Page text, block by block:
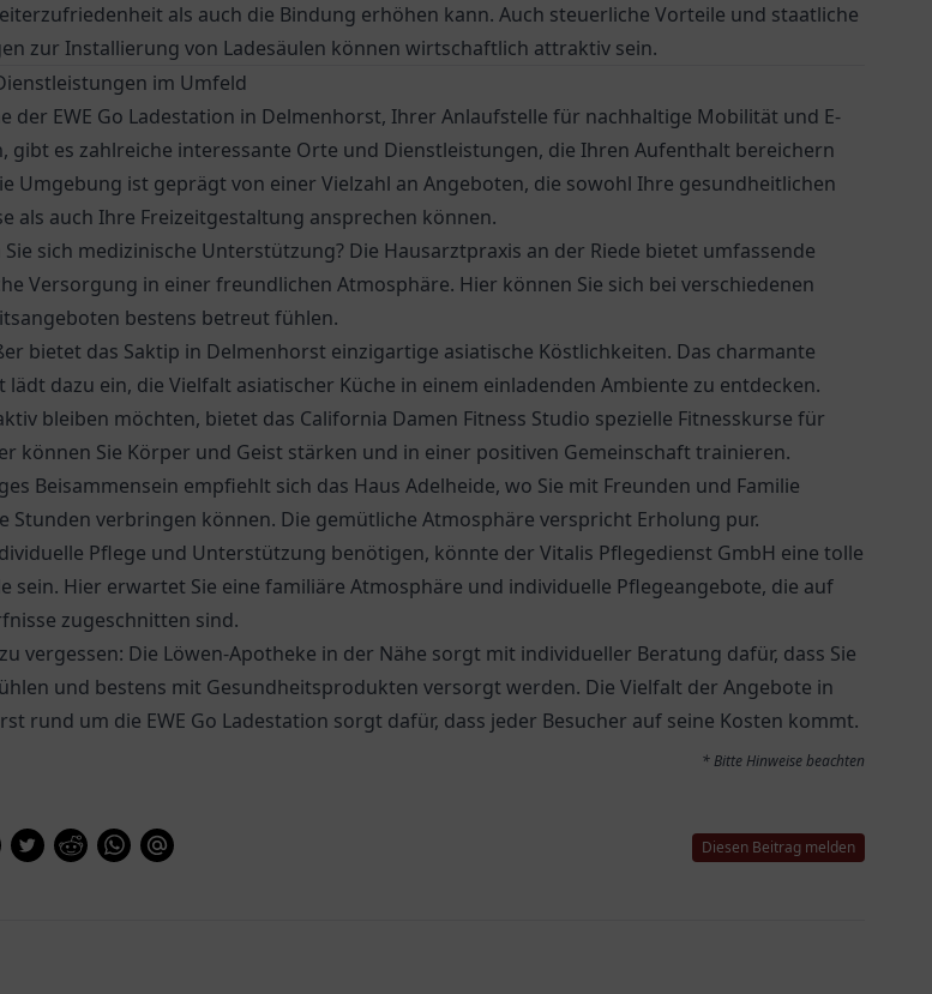
als auch die Bindung erhöhen kann. Auch steuerliche Vorteile und staatliche
zur Installierung von Ladesäulen können wirtschaftlich attraktiv sein.
im Umfeld
der EWE Go Ladestation in Delmenhorst, Ihrer Anlaufstelle für nachhaltige Mobilität und E-
gibt es zahlreiche interessante Orte und Dienstleistungen, die Ihren Aufenthalt bereichern
Umgebung ist geprägt von einer Vielzahl an Angeboten, die sowohl Ihre gesundheitlichen
als auch Ihre Freizeitgestaltung ansprechen können.
sich medizinische Unterstützung? Die Hausarztpraxis an der Riede bietet umfassende
Versorgung in einer freundlichen Atmosphäre. Hier können Sie sich bei verschiedenen
bestens betreut fühlen.
bietet das Saktip in Delmenhorst einzigartige asiatische Köstlichkeiten. Das charmante
lädt dazu ein, die Vielfalt asiatischer Küche in einem einladenden Ambiente zu entdecken.
bleiben möchten, bietet das California Damen Fitness Studio spezielle Fitnesskurse für
können Sie Körper und Geist stärken und in einer positiven Gemeinschaft trainieren.
Beisammensein empfiehlt sich das Haus Adelheide, wo Sie mit Freunden und Familie
Stunden verbringen können. Die gemütliche Atmosphäre verspricht Erholung pur.
Pflege und Unterstützung benötigen, könnte der Vitalis Pflegedienst GmbH eine tolle
sein. Hier erwartet Sie eine familiäre Atmosphäre und individuelle Pflegeangebote, die auf
zugeschnitten sind.
vergessen: Die Löwen-Apotheke in der Nähe sorgt mit individueller Beratung dafür, dass Sie
und bestens mit Gesundheitsprodukten versorgt werden. Die Vielfalt der Angebote in
rund um die EWE Go Ladestation sorgt dafür, dass jeder Besucher auf seine Kosten kommt.
* Bitte Hinweise beachten
Diesen Beitrag melden